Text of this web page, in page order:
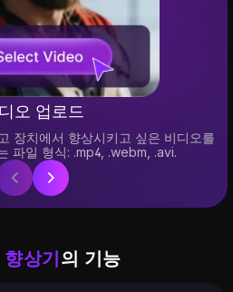
오 업로드
장치에서 향상시키고 싶은 비디오를
파일 형식: .mp4, .webm, .avi.
상기의 기능